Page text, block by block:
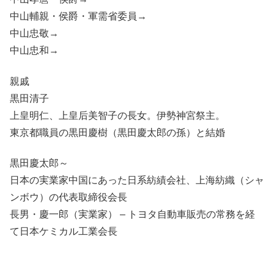
中山輔親・侯爵・軍需省委員→
中山忠敬→
中山忠和→
親戚
黒田清子
上皇明仁、上皇后美智子の長女。伊勢神宮祭主。
東京都職員の黒田慶樹（黒田慶太郎の孫）と結婚
黒田慶太郎～
日本の実業家中国にあった日系紡績会社、上海紡織（シャ
ンボウ）の代表取締役会長
長男・慶一郎（実業家） – トヨタ自動車販売の常務を経
て日本ケミカル工業会長